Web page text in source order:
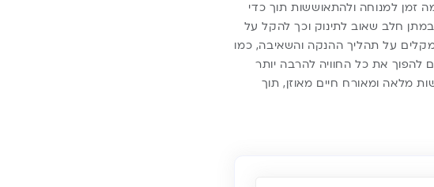
למנוחה ולהתאוששות תוך כדי
חלב שאוב לתינוק וכך להקל על
על תהליך ההנקה והשאיבה, כמו
להפוך את כל החוויה להרבה יותר
מלאה ומאורח חיים מאוזן, תוך